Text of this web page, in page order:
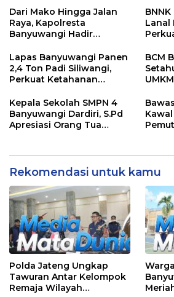
Penguatan SDM
Dari Mako Hingga Jalan
Raya, Kapolresta
Banyuwangi Hadir
dan Keselamatan
Masyarakat
Lanal
Lapas Banyuwangi Panen
2,4 Ton Padi Siliwangi,
Perkuat Ketahanan
BCM
Kepala Sekolah SMPN 4
Banyuwangi Dardiri, S.Pd
Apresiasi Orang Tua
Depan Gerbang Sekolah
Rekomendasi untuk kamu
Polda Jateng Ungkap
Tawuran Antar Kelompok
Remaja Wilayah